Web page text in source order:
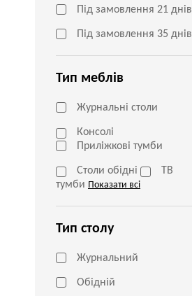
Під замовлення 21 днів
Під замовлення 35 днів
Тип меблів
Журнальні столи
Консолі
Приліжкові тумби
Столи обідні
ТВ
тумби Показати всі
Тип столу
Журнальний
Обідній